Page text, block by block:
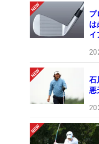
は
イ
石
悪